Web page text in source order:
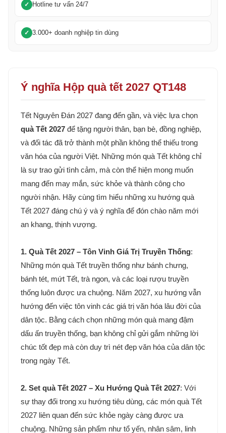
Hotline tư vấn 24/7
3.000+ doanh nghiệp tin dùng
Ý nghĩa Hộp quà tết 2027 QT148
Tết Nguyên Đán 2027 đang đến gần, và việc lựa chọn
quà Tết 2027 để tặng người thân, bạn bè, đồng nghiệp,
và đối tác đã trở thành một phần không thể thiếu trong
văn hóa của người Việt. Những món quà Tết không chỉ
là sự trao gửi tình cảm, mà còn thể hiện mong muốn
mang đến may mắn, sức khỏe và thành công cho
người nhận. Hãy cùng tìm hiểu những xu hướng quà
Tết 2027 đáng chú ý và ý nghĩa để đón chào năm mới
an khang, thịnh vượng.
1. Quà Tết 2027 – Tôn Vinh Giá Trị Truyền Thống:
Những món quà Tết truyền thống như bánh chưng,
bánh tét, mứt Tết, trà ngon, và các loại rượu truyền
thống luôn được ưa chuộng. Năm 2027, xu hướng vẫn
hướng đến việc tôn vinh các giá trị văn hóa lâu đời của
dân tộc. Bằng cách chọn những món quà mang đậm
dấu ấn truyền thống, bạn không chỉ gửi gắm những lời
chúc tốt đẹp mà còn duy trì nét đẹp văn hóa của dân tộc
trong ngày Tết.
2. Set quà Tết 2027 – Xu Hướng Quà Tết 2027: Với
sự thay đổi trong xu hướng tiêu dùng, các món quà Tết
2027 liên quan đến sức khỏe ngày càng được ưa
chuộng. Những sản phẩm như tổ yến, nhân sâm, linh